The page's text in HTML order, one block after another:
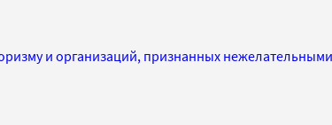
и организаций, признанных нежелательными